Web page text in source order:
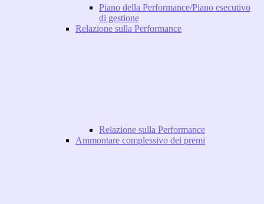
Piano della Performance/Piano esecutivo
di gestione
Relazione sulla Performance
Relazione sulla Performance
Ammontare complessivo dei premi